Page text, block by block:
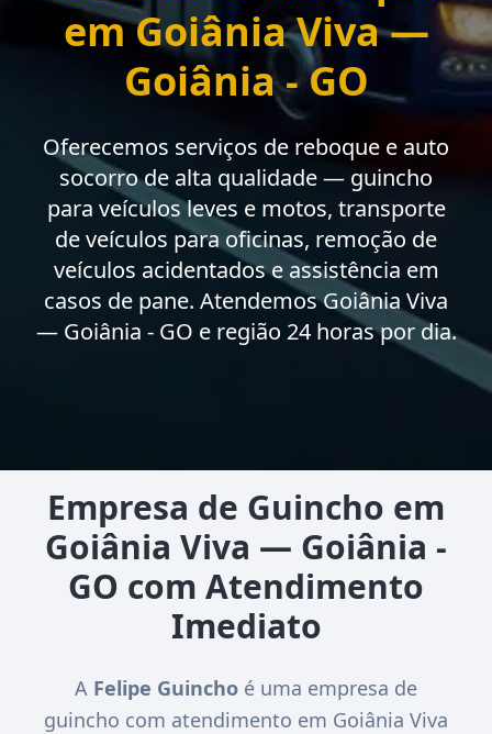
em Goiânia Viva —
Goiânia - GO
Oferecemos serviços de reboque e auto
socorro de alta qualidade — guincho
para veículos leves e motos, transporte
de veículos para oficinas, remoção de
veículos acidentados e assistência em
casos de pane. Atendemos Goiânia Viva
— Goiânia - GO e região 24 horas por dia.
Empresa de Guincho em
Goiânia Viva — Goiânia -
GO com Atendimento
Imediato
A Felipe Guincho é uma empresa de
guincho com atendimento em Goiânia Viva